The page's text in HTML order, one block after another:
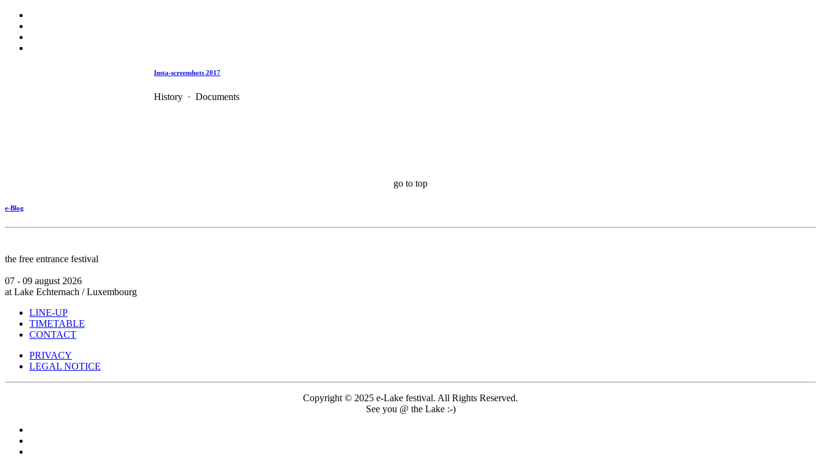
Insta-screenshots 2017
History · Documents
go to top
e-Blog
the free entrance festival
07 - 09 august 2026
at Lake Echternach / Luxembourg
LINE-UP
TIMETABLE
CONTACT
PRIVACY
LEGAL NOTICE
Copyright © 2025 e-Lake festival. All Rights Reserved.
See you @ the Lake :-)